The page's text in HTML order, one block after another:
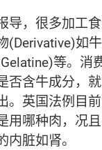
导，很多加工
(Derivative)如
等。消
否含牛成分，
。英国法例目
用哪种肉，况
脏如肾。